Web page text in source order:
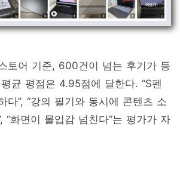
토어 기준, 600건이 넘는 후기가 등
균 평점은 4.95점에 달한다. “S펜
다”, “강의 필기와 동시에 콘텐츠 소
“화면이 몰입감 넘친다”는 평가가 자